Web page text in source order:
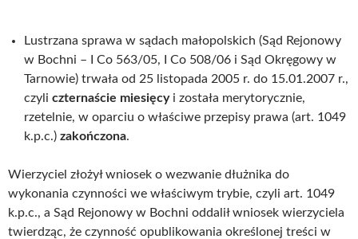
Lustrzana sprawa w sądach małopolskich (Sąd Rejonowy
w Bochni – I Co 563/05, I Co 508/06 i Sąd Okręgowy w
Tarnowie) trwała od 25 listopada 2005 r. do 15.01.2007 r.,
czyli czternaście miesięcyi została merytorycznie,
rzetelnie, w oparciu o właściwe przepisy prawa (art. 1049
k.p.c.) zakończona.
Wierzyciel złożył wniosek o wezwanie dłużnika do
wykonania czynności we właściwym trybie, czyli art. 1049
k.p.c., a Sąd Rejonowy w Bochni oddalił wniosek wierzyciela
twierdząc, że czynność opublikowania określonej treści w